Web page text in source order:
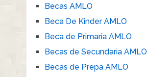
Becas AMLO
Beca De Kinder AMLO
Beca de Primaria AMLO
Becas de Secundaria AMLO
Becas de Prepa AMLO